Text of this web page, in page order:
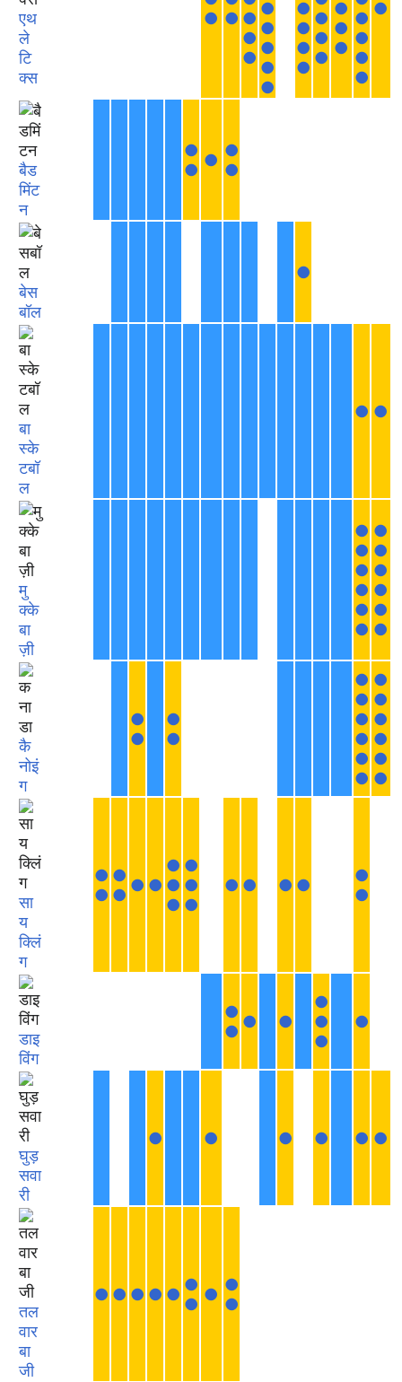
एथ
ले
टि
क्स
● ● ●
●
●
●
●
●
●
●
●
●
●
●
●
●
●
●
●
●
●
●
●
●
●
बैड
मिंट
न
●
● ● ●
●
बेस
बॉल
●
बा
स्के
टबॉ
ल
● ●
मु
क्के
बा
ज़ी
●
●
●
●
●
●
●
●
●
●
●
●
कै
नोइं
ग
●
●
●
●
●
●
●
●
●
●
●
●
●
●
●
●
सा
य
क्लिं
ग
●
●
●
● ● ●
●
●
●
●
●
●
● ● ● ●
●
●
डाइ
विंग
●
● ● ●
●
●
●
●
घुड़
सवा
री
● ● ● ● ● ●
तल
वार
बा
जी
● ● ● ● ● ●
● ● ●
●